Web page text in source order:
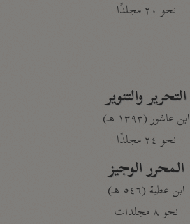
نحو ٢٠ مجلدًا
التحرير والتنوير
ابن عاشور (١٣٩٣ هـ)
نحو ٢٤ مجلدًا
المحرر الوجيز
ابن عطية (٥٤٦ هـ)
نحو ٨ مجلدات